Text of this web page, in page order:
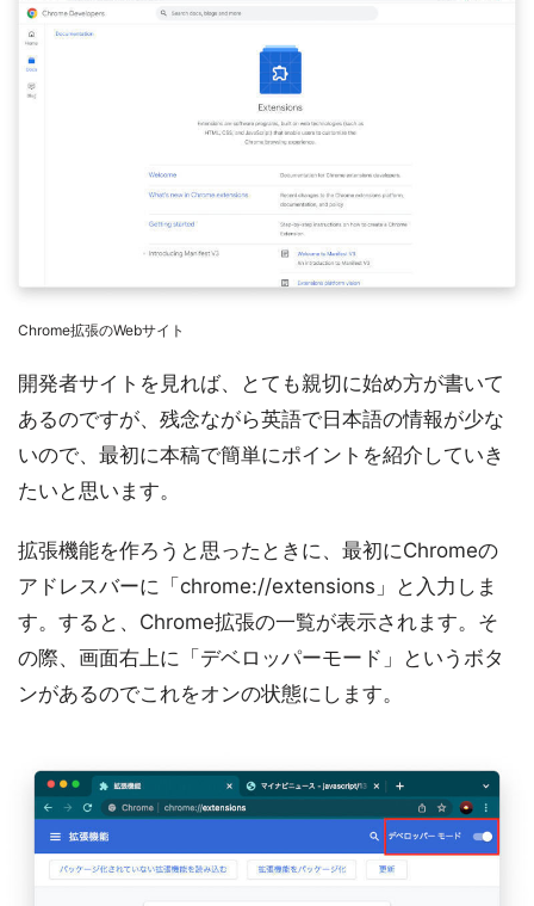
Chrome拡張のWebサイト
開発者サイトを見れば、とても親切に始め方が書いて
あるのですが、残念ながら英語で日本語の情報が少な
いので、最初に本稿で簡単にポイントを紹介していき
たいと思います。
拡張機能を作ろうと思ったときに、最初にChromeの
アドレスバーに「chrome://extensions」と入力しま
す。すると、Chrome拡張の一覧が表示されます。そ
の際、画面右上に「デベロッパーモード」というボタ
ンがあるのでこれをオンの状態にします。